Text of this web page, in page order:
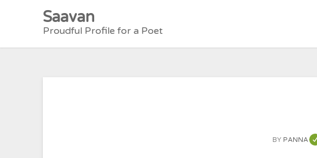
Saavan
Proudful Profile for a Poet
BY PANNA